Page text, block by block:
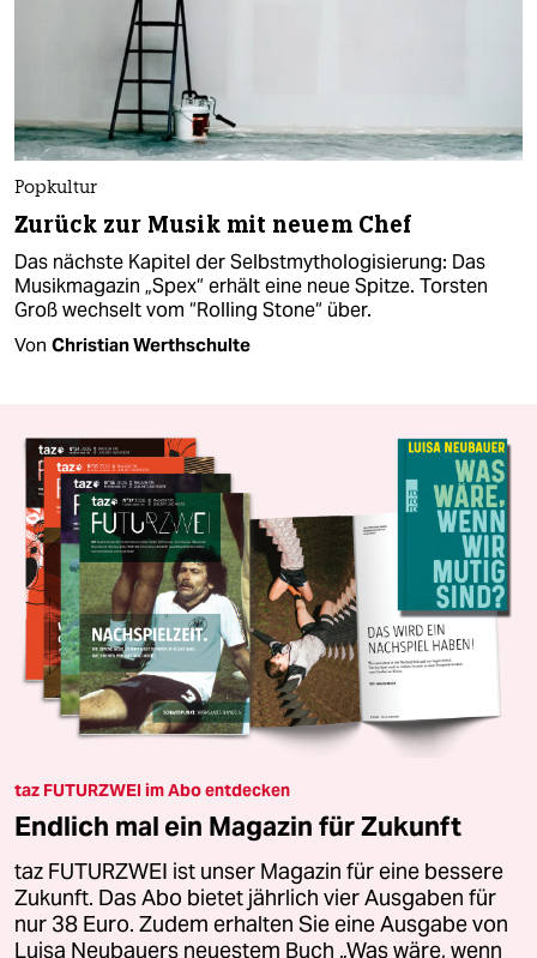
Popkultur
Zurück zur Musik mit neuem Chef
Das nächste Kapitel der Selbstmythologisierung: Das
Musikmagazin „Spex“ erhält eine neue Spitze. Torsten
Groß wechselt vom “Rolling Stone“ über.
Von Christian Werthschulte
taz FUTURZWEI im Abo entdecken
Endlich mal ein Magazin für Zukunft
taz FUTURZWEI ist unser Magazin für eine bessere
Zukunft. Das Abo bietet jährlich vier Ausgaben für
nur 38 Euro. Zudem erhalten Sie eine Ausgabe von
Luisa Neubauers neuestem Buch „Was wäre, wenn